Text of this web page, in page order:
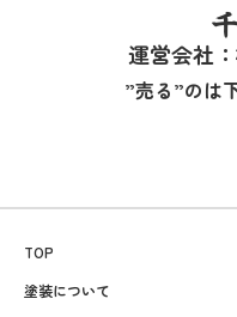
運営会社
”売る”のは
TOP
塗装について